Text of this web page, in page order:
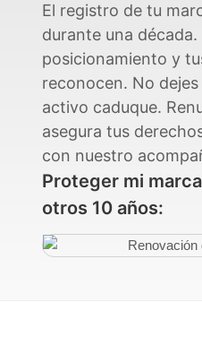
El registro de tu
durante una
posicionamiento y
reconocen. No
activo caduque.
asegura tus
con nuestro
Proteger mi
otros 10 años: